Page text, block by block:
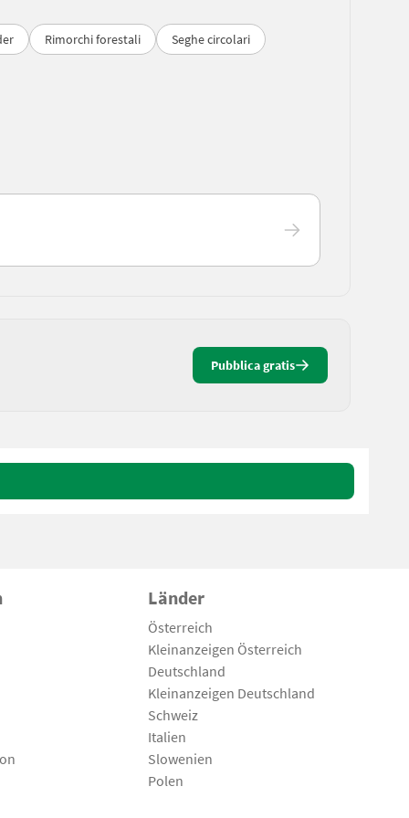
Rimorchi forestali
Seghe circolari
Pubblica gratis
Länder
Österreich
Kleinanzeigen Österreich
Deutschland
Kleinanzeigen Deutschland
Schweiz
Italien
Slowenien
Polen